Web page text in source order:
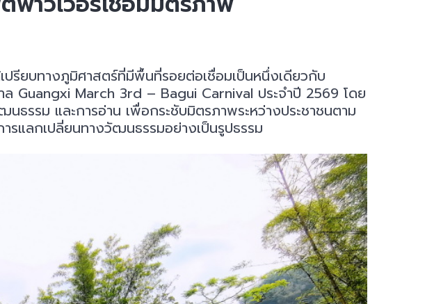
รียบทางภูมิศาสตร์ที่มีพื้นที่รอยต่อเชื่อมเป็นหนึ่งเดียวกับ
Guangxi March 3rd – Bagui Carnival ประจำปี 2569 โดย
รรม และการอ่าน เพื่อกระชับมิตรภาพระหว่างประชาชนตาม
แลกเปลี่ยนทางวัฒนธรรมอย่างเป็นรูปธรรม